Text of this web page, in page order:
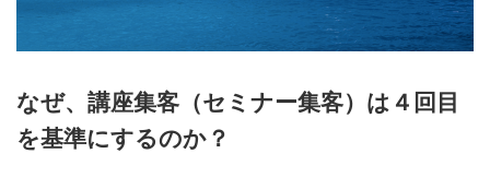
なぜ、講座集客（セミナー集客）は４回目
を基準にするのか？